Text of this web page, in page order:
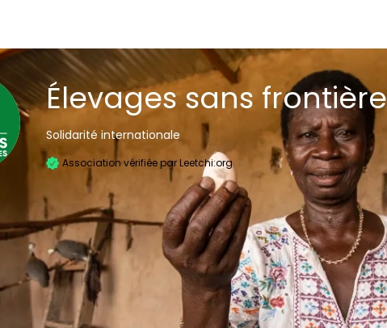
Élevages sans
Solidarité internationale
Association vérifiée par Leetchi:org